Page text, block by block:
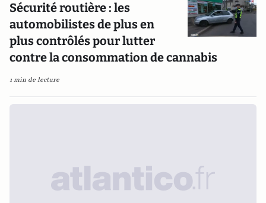
Sécurité routière : les
automobilistes de plus en
plus contrôlés pour lutter
contre la consommation de cannabis
1 min de lecture